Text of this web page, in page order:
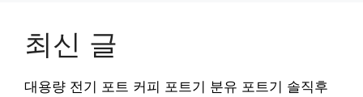
최신 글
대용량 전기 포트 커피 포트기 분유 포트기 솔직후